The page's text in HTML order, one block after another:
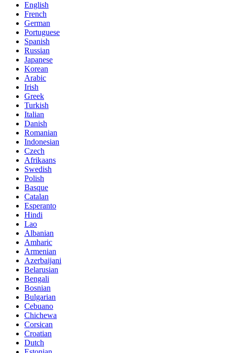
English
French
German
Portuguese
Spanish
Russian
Japanese
Korean
Arabic
Irish
Greek
Turkish
Italian
Danish
Romanian
Indonesian
Czech
Afrikaans
Swedish
Polish
Basque
Catalan
Esperanto
Hindi
Lao
Albanian
Amharic
Armenian
Azerbaijani
Belarusian
Bengali
Bosnian
Bulgarian
Cebuano
Chichewa
Corsican
Croatian
Dutch